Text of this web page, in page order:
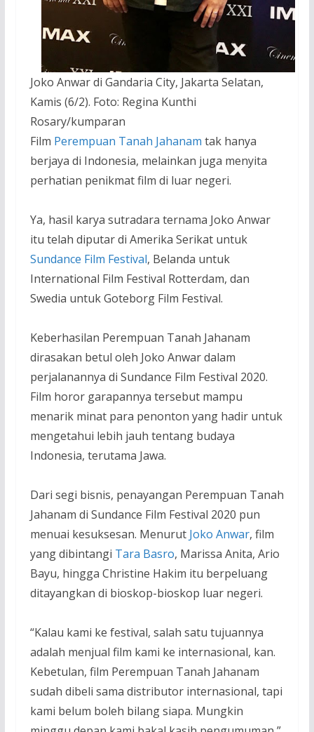
Joko Anwar di Gandaria City, Jakarta Selatan,
Kamis (6/2). Foto: Regina Kunthi
Rosary/kumparan
Film Perempuan Tanah Jahanam tak hanya
berjaya di Indonesia, melainkan juga menyita
perhatian penikmat film di luar negeri.
Ya, hasil karya sutradara ternama Joko Anwar
itu telah diputar di Amerika Serikat untuk
Sundance Film Festival, Belanda untuk
International Film Festival Rotterdam, dan
Swedia untuk Goteborg Film Festival.
Keberhasilan Perempuan Tanah Jahanam
dirasakan betul oleh Joko Anwar dalam
perjalanannya di Sundance Film Festival 2020.
Film horor garapannya tersebut mampu
menarik minat para penonton yang hadir untuk
mengetahui lebih jauh tentang budaya
Indonesia, terutama Jawa.
Dari segi bisnis, penayangan Perempuan Tanah
Jahanam di Sundance Film Festival 2020 pun
menuai kesuksesan. Menurut Joko Anwar, film
yang dibintangi Tara Basro, Marissa Anita, Ario
Bayu, hingga Christine Hakim itu berpeluang
ditayangkan di bioskop-bioskop luar negeri.
“Kalau kami ke festival, salah satu tujuannya
adalah menjual film kami ke internasional, kan.
Kebetulan, film Perempuan Tanah Jahanam
sudah dibeli sama distributor internasional, tapi
kami belum boleh bilang siapa. Mungkin